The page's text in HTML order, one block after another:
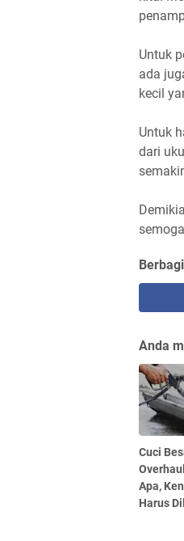
Untuk
ada
kecil
Untuk
dari
Anda
Cuci
Apa,
Harus